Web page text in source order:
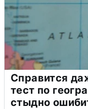
Справится
тест по
стыдно